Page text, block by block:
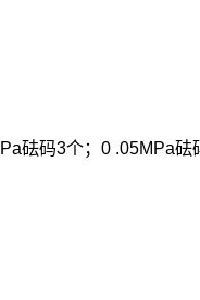
砝码3个；0 .05MPa砝